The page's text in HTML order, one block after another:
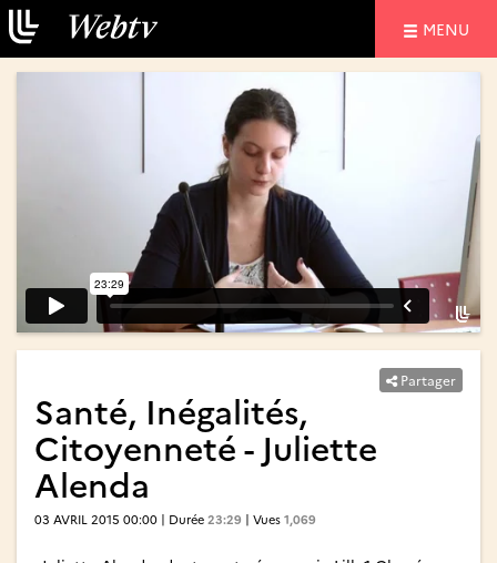
MENU
Partager
Santé, Inégalités,
Citoyenneté - Juliette
Alenda
03 AVRIL 2015 00:00 | Durée 23:29 | Vues 1,069